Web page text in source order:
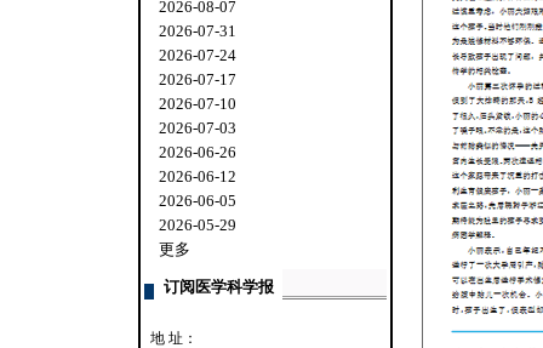
2026-08-07
2026-07-31
2026-07-24
2026-07-17
2026-07-10
2026-07-03
2026-06-26
2026-06-12
2026-06-05
2026-05-29
更多
订阅医学科学报
地 址：